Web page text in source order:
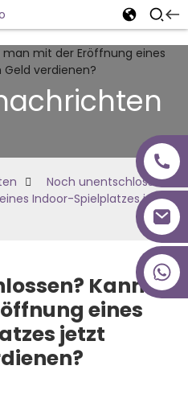
Noch unentschlossen?
Indoor-Spielplatzes jetzt
Kann
eines
jetzt